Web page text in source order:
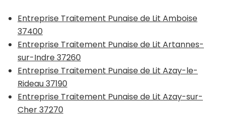
Entreprise Traitement Punaise de Lit Amboise
37400
Entreprise Traitement Punaise de Lit Artannes-
sur-Indre 37260
Entreprise Traitement Punaise de Lit Azay-le-
Rideau 37190
Entreprise Traitement Punaise de Lit Azay-sur-
Cher 37270